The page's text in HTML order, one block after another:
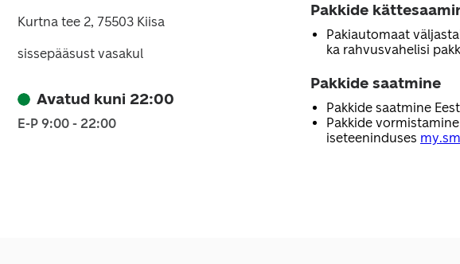
Kurtna tee 2, 75503 Kiisa
sissepääsust vasakul
Avatud kuni 22:00
E-P 9:00 - 22:00
Pakkide
Pakiautomaat
ka rahvusvahelisi
Pakkide saatmine
Pakkide saatmine
Pakkide
iseteeninduses